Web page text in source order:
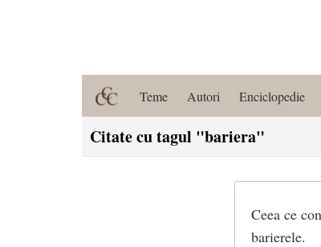
Teme Autori Enciclopedie
Citate cu tagul "bariera"
Ceea ce
barierele.